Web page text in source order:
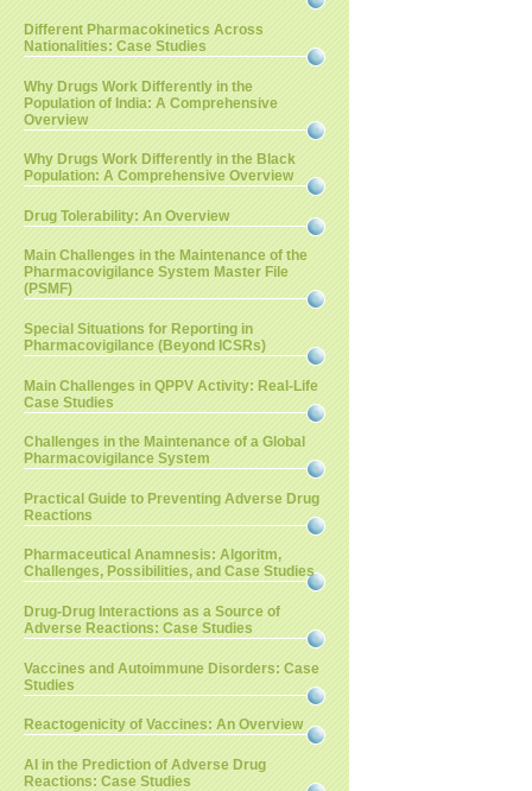
Different Pharmacokinetics Across
Nationalities: Case Studies
Why Drugs Work Differently in the
Population of India: A Comprehensive
Overview
Why Drugs Work Differently in the Black
Population: A Comprehensive Overview
Drug Tolerability: An Overview
Main Challenges in the Maintenance of the
Pharmacovigilance System Master File
(PSMF)
Special Situations for Reporting in
Pharmacovigilance (Beyond ICSRs)
Main Challenges in QPPV Activity: Real-Life
Case Studies
Challenges in the Maintenance of a Global
Pharmacovigilance System
Practical Guide to Preventing Adverse Drug
Reactions
Pharmaceutical Anamnesis: Algoritm,
Challenges, Possibilities, and Case Studies
Drug-Drug Interactions as a Source of
Adverse Reactions: Case Studies
Vaccines and Autoimmune Disorders: Case
Studies
Reactogenicity of Vaccines: An Overview
AI in the Prediction of Adverse Drug
Reactions: Case Studies